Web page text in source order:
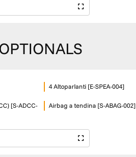
4 Altoparlanti [E-SPEA-004]
[S-ADCC-
Airbag a tendina [S-ABAG-002]